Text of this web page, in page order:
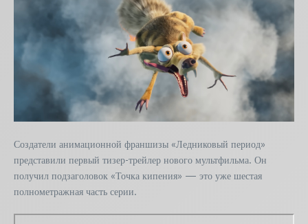
Создатели анимационной франшизы «Ледниковый период»
представили первый тизер-трейлер нового мультфильма. Он
получил подзаголовок «Точка кипения» — это уже шестая
полнометражная часть серии.